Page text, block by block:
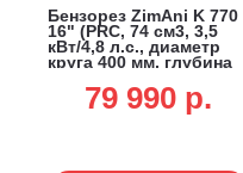
Бензорез ZimAni K 770
16" (PRC, 74 см3, 3,5
кВт/4,8 л.с., диаметр
круга 400 мм, глубина
79 990 p.